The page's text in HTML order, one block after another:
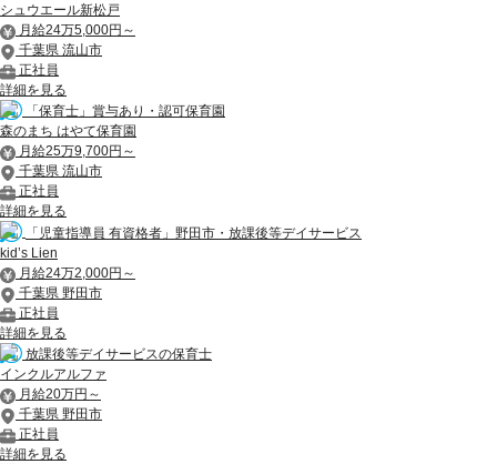
シュウエール新松戸
月給24万5,000円～
千葉県 流山市
正社員
詳細を見る
「保育士」賞与あり・認可保育園
森のまち はやて保育園
月給25万9,700円～
千葉県 流山市
正社員
詳細を見る
「児童指導員 有資格者」野田市・放課後等デイサービス
kid’s Lien
月給24万2,000円～
千葉県 野田市
正社員
詳細を見る
放課後等デイサービスの保育士
インクルアルファ
月給20万円～
千葉県 野田市
正社員
詳細を見る